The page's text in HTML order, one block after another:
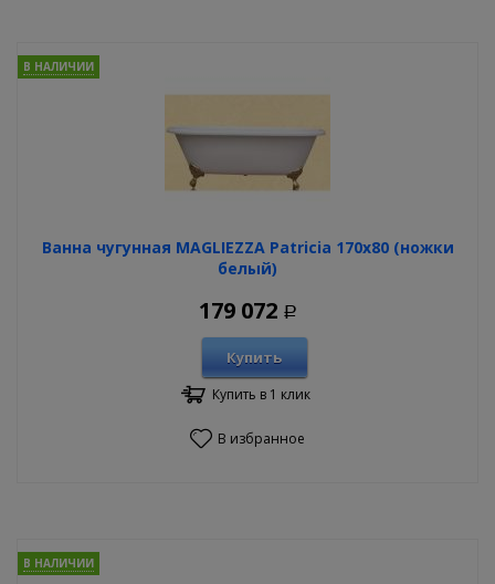
Ванна чугунная MAGLIEZZA Patricia 170х80 (ножки
белый)
В НАЛИЧИИ
179 072 Р
Купить
Купить в 1 клик
В избранное
В НАЛИЧИИ